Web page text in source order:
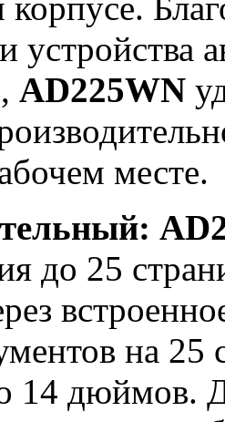
устройства
AD225WN
месте.
до 25
на
14 дюймов.